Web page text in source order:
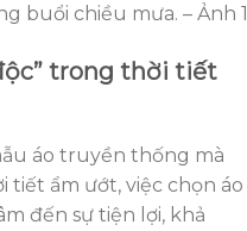
buổi chiều mưa. – Ảnh 1
trong thời tiết
áo truyền thống mà
tiết ẩm ướt, việc chọn áo
đến sự tiện lợi, khả